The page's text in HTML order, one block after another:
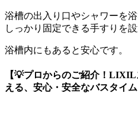
浴槽の出入り口やシャワーを
しっかり固定できる手すりを設
浴槽内にもあると安心です。
【💡プロからのご紹介！
える、安心・安全なバスタイム